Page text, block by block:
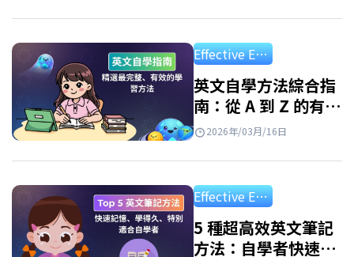
英語變得輕鬆便捷。只需一部智能手機和網路
連接，你就可以隨時隨地學習。但是，並非所
有應用程式都有效。 優點: 隨時隨地學習 個人化
學習路徑 豐富的資源庫 寓教於樂 如何有效使用
Effective English Study
英文自學方法綜合指
南：從 A 到 Z 的有效
學習路線圖
2026年/03月/16日
Effective English Study
5 種超高效英文筆記
方法：自學者快速記